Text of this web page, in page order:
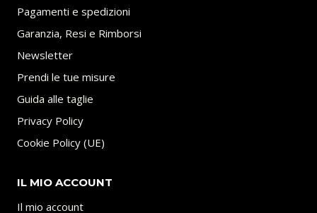
Pagamenti e spedizioni
Garanzia, Resi e Rimborsi
Newsletter
Prendi le tue misure
Guida alle taglie
Privacy Policy
Cookie Policy (UE)
IL MIO ACCOUNT
Il mio account